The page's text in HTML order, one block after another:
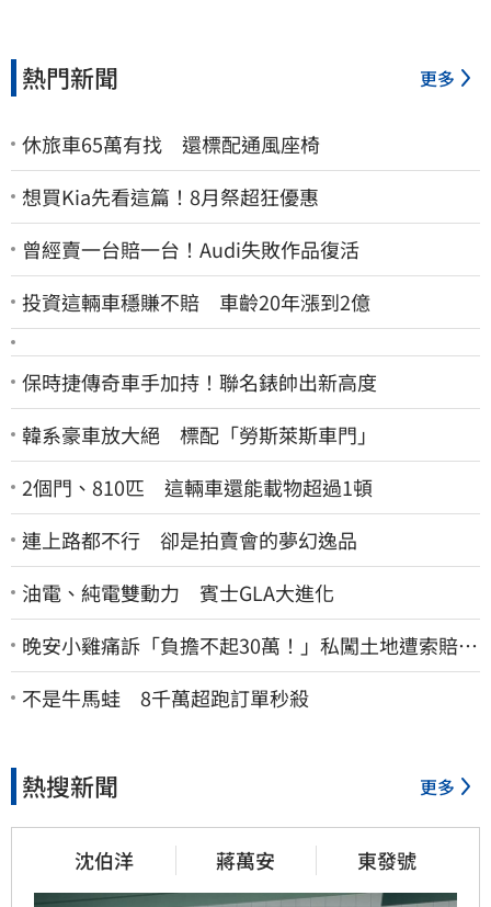
熱門新聞 更多
休旅車65萬有找 還標配通風座椅
想買Kia先看這篇！8月祭超狂優惠
曾經賣一台賠一台！Audi失敗作品復活
投資這輛車穩賺不賠 車齡20年漲到2億
保時捷傳奇車手加持！聯名錶帥出新高度
韓系豪車放大絕 標配「勞斯萊斯車門」
2個門、810匹 這輛車還能載物超過1頓
連上路都不行 卻是拍賣會的夢幻逸品
油電、純電雙動力 賓士GLA大進化
晚安小雞痛訴「負擔不起30萬！」私闖土地遭索賠
崩潰：不接受漫天要價
不是牛馬蛙 8千萬超跑訂單秒殺
熱搜新聞 更多
沈伯洋 蔣萬安 東發號